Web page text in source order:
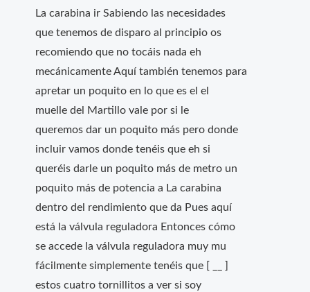
La carabina ir Sabiendo las necesidades
que tenemos de disparo al principio os
recomiendo que no tocáis nada eh
mecánicamente Aquí también tenemos para
apretar un poquito en lo que es el el
muelle del Martillo vale por si le
queremos dar un poquito más pero donde
incluir vamos donde tenéis que eh si
queréis darle un poquito más de metro un
poquito más de potencia a La carabina
dentro del rendimiento que da Pues aquí
está la válvula reguladora Entonces cómo
se accede la válvula reguladora muy mu
fácilmente simplemente tenéis que [ __ ]
estos cuatro tornillitos a ver si soy